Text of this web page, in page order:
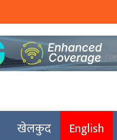
खेलकुद English